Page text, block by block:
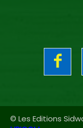
© Les Editions